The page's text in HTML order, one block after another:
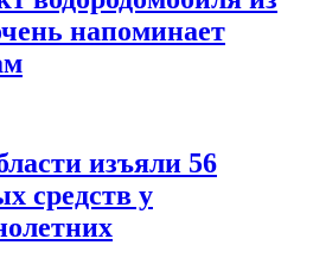
напоминает
изъяли 56
средств у